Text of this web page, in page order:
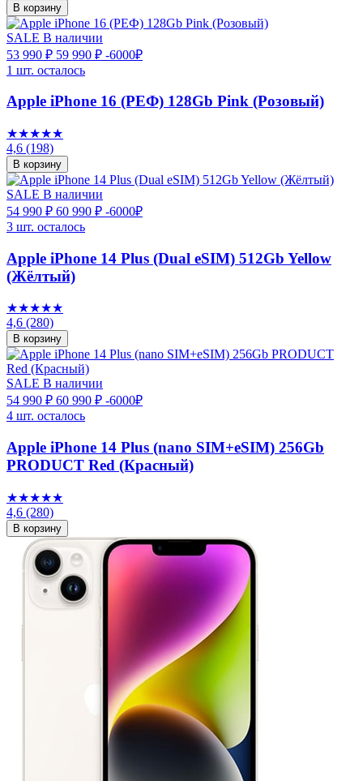
В корзину
SALE В наличии
53 990 ₽ 59 990 ₽ -6000₽
1 шт. осталось
Apple iPhone 16 (РЕФ) 128Gb Pink (Розовый)
★★★★★
4,6 (198)
В корзину
SALE В наличии
54 990 ₽ 60 990 ₽ -6000₽
3 шт. осталось
Apple iPhone 14 Plus (Dual eSIM) 512Gb Yellow
(Жёлтый)
★★★★★
4,6 (280)
В корзину
SALE В наличии
54 990 ₽ 60 990 ₽ -6000₽
4 шт. осталось
Apple iPhone 14 Plus (nano SIM+eSIM) 256Gb
PRODUCT Red (Красный)
★★★★★
4,6 (280)
В корзину